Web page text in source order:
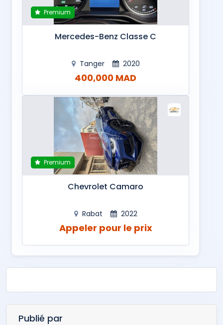
Premium
Mercedes-Benz Classe C
Tanger 2020
400,000 MAD
Premium
Chevrolet Camaro
Rabat 2022
Appeler pour le prix
Publié par